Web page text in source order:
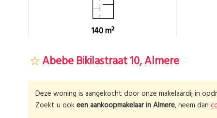
140 m²
Abebe Bikilastraat 10, Almere
Deze woning is aangekocht door onze makelaardij in
Zoekt u ookeen aankoopmakelaar inAlmere, neem dan